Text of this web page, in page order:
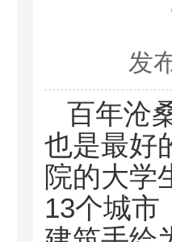
发
百年沧
也是最好
院的大学
13个城市